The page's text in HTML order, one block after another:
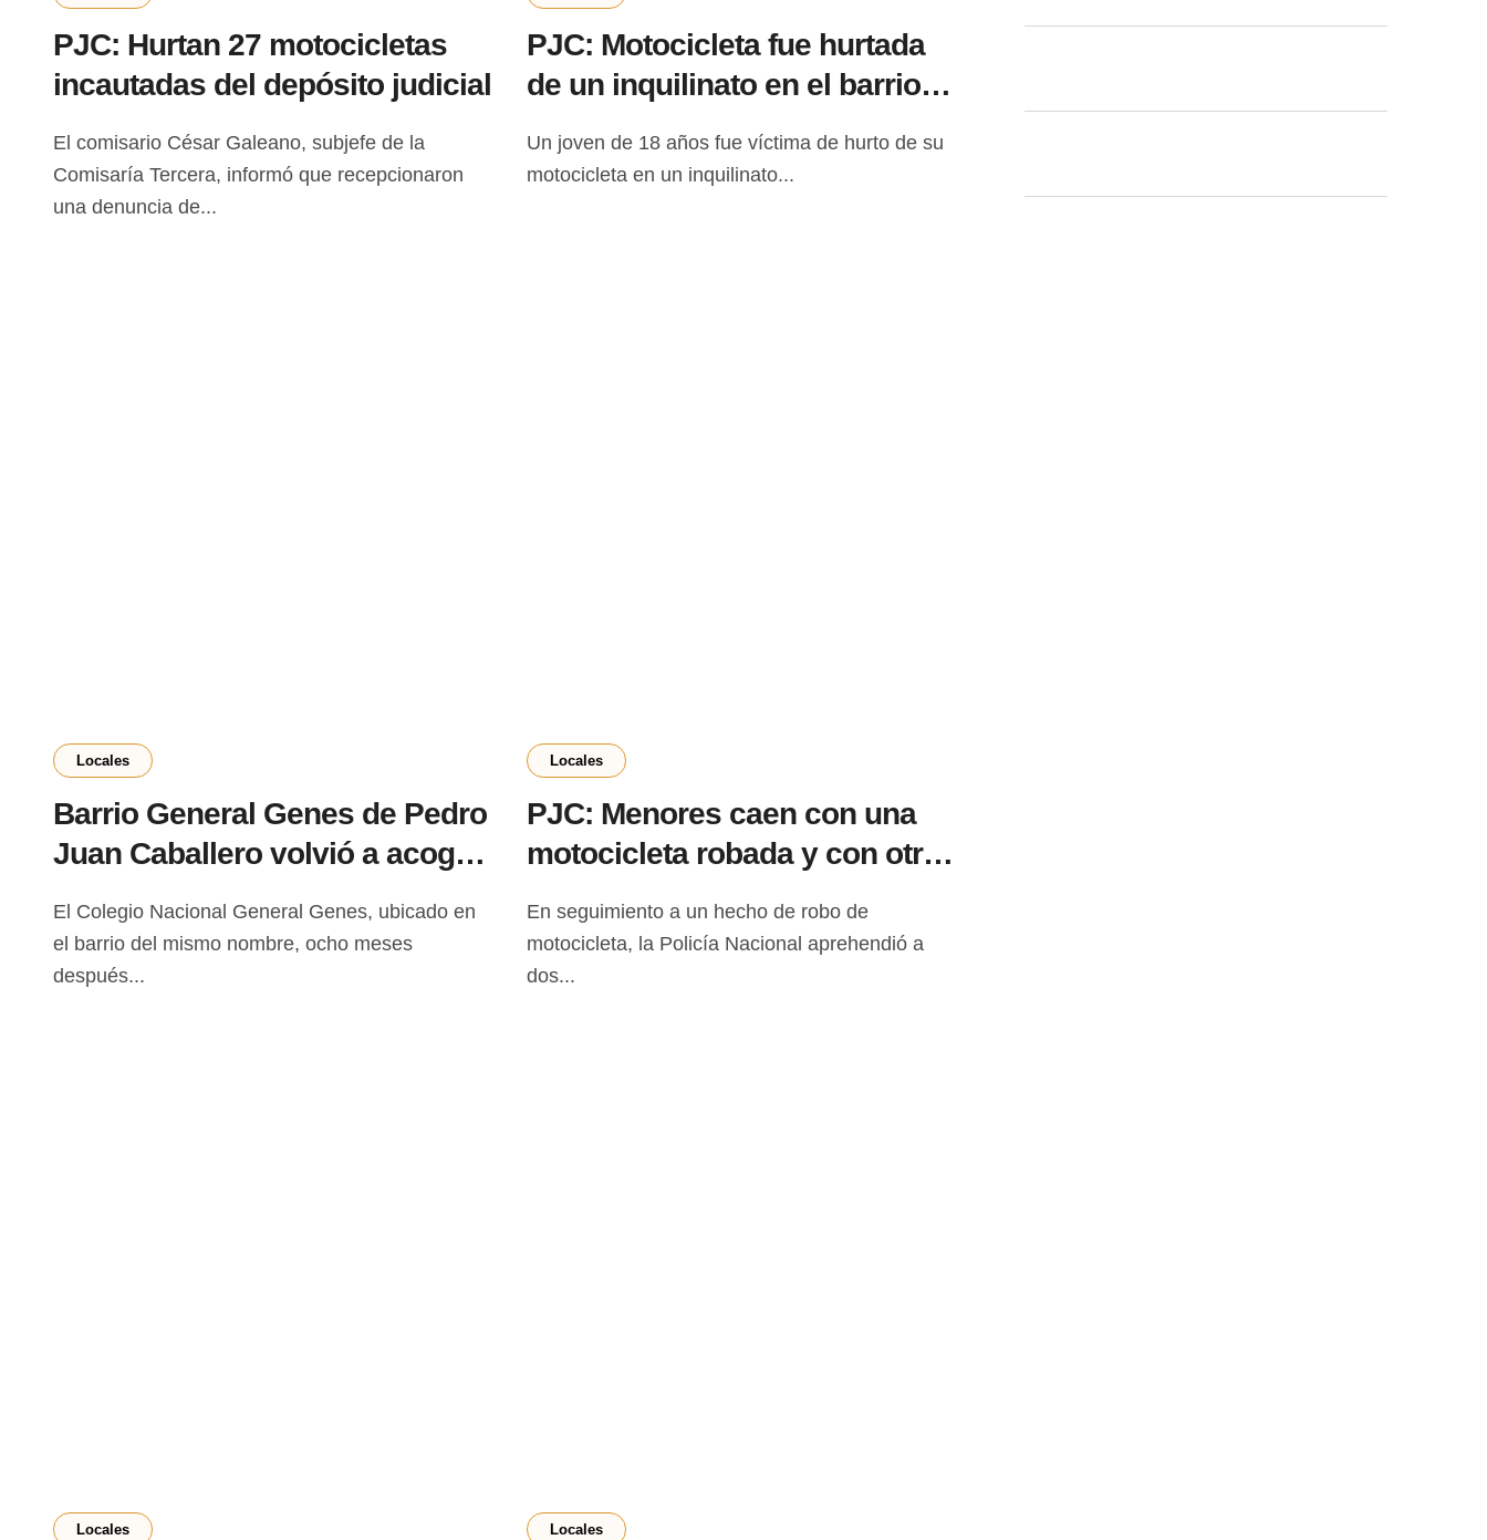
PJC: Hurtan 27 motocicletas
incautadas del depósito judicial
El comisario César Galeano, subjefe de la
Comisaría Tercera, informó que recepcionaron
una denuncia de...
PJC: Motocicleta fue hurtada
de un inquilinato en el barrio
Un joven de 18 años fue víctima de hurto de su
motocicleta en un inquilinato...
Locales
Barrio General Genes de Pedro
Juan Caballero volvió a acoger
ocho meses después
El Colegio Nacional General Genes, ubicado en
el barrio del mismo nombre, ocho meses
después...
Locales
PJC: Menores caen con una
motocicleta robada y con otra
General Genes
En seguimiento a un hecho de robo de
motocicleta, la Policía Nacional aprehendió a
dos...
Locales Locales